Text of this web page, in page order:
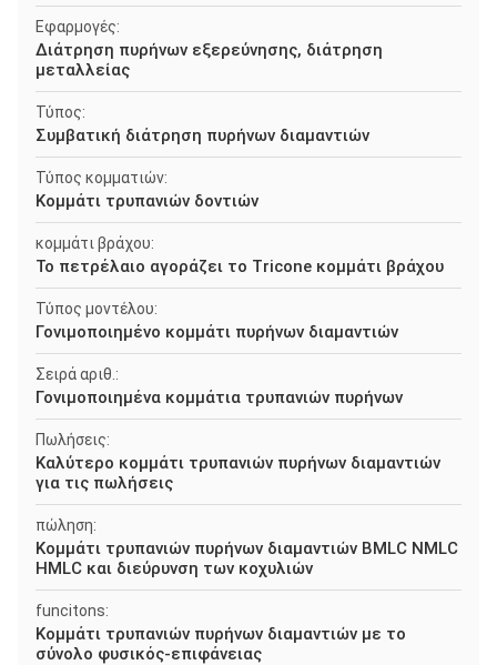
Εφαρμογές:
Διάτρηση πυρήνων εξερεύνησης, διάτρηση
μεταλλείας
Τύπος:
Συμβατική διάτρηση πυρήνων διαμαντιών
Τύπος κομματιών:
Κομμάτι τρυπανιών δοντιών
κομμάτι βράχου:
Το πετρέλαιο αγοράζει το Tricone κομμάτι βράχου
Τύπος μοντέλου:
Γονιμοποιημένο κομμάτι πυρήνων διαμαντιών
Σειρά αριθ.:
Γονιμοποιημένα κομμάτια τρυπανιών πυρήνων
Πωλήσεις:
Καλύτερο κομμάτι τρυπανιών πυρήνων διαμαντιών
για τις πωλήσεις
πώληση:
Κομμάτι τρυπανιών πυρήνων διαμαντιών BMLC NMLC
HMLC και διεύρυνση των κοχυλιών
funcitons:
Κομμάτι τρυπανιών πυρήνων διαμαντιών με το
σύνολο φυσικός-επιφάνειας